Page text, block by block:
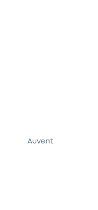
Auvent